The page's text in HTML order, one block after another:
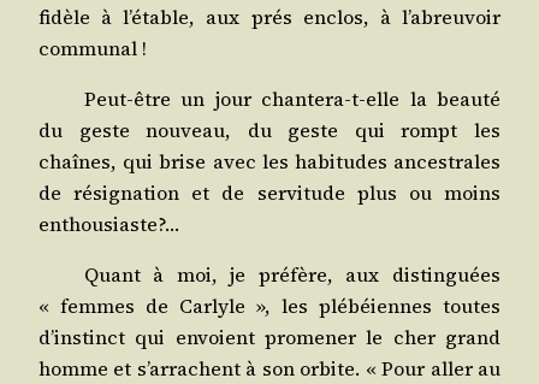
fidèle à l’étable, aux prés enclos, à l’abreuvoir
communal !
Peut-être un jour chan­te­ra-t-elle la beau­té
du geste nou­veau, du geste qui rompt les
chaînes, qui brise avec les habi­tudes ances­trales
de rési­gna­tion et de ser­vi­tude plus ou moins
enthousiaste?…
Quant à moi, je pré­fère, aux dis­tin­guées
« femmes de Car­lyle », les plé­béiennes toutes
d’instinct qui envoient pro­me­ner le cher grand
homme et s’arrachent à son orbite. « Pour aller au